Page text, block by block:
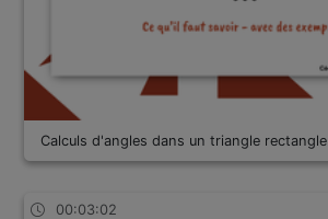
Calculs d'angles dans un triangle rectangle
00:03:02